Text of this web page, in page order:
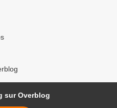
sur Overblog